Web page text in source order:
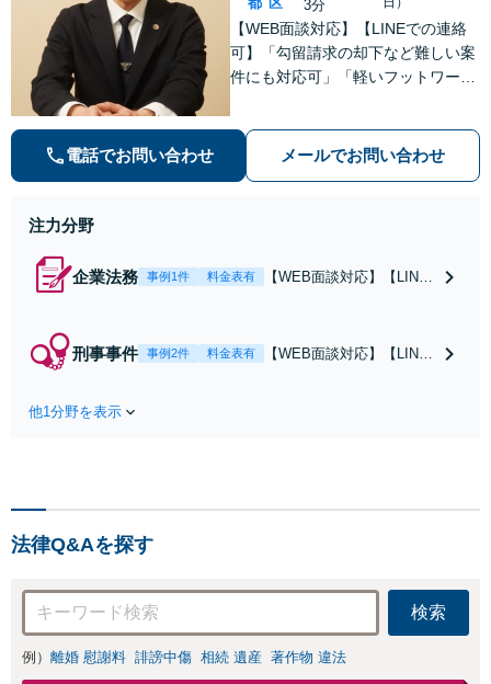
3分
【WEB面談対応】【LINEでの連絡
可】「勾留請求の却下など難しい案
件にも対応可」「軽いフットワーク
どの手続に精通」軽いフットワーク
で急なご依頼にも柔軟に対応【休
電話でお問い合わせ メールでお問い合わせ
注力分野
企業法務 事例1件 料金表有
【WEB面談対応】【LINE
軽いフットワークで急なご
刑事事件 事例2件 料金表有
【WEB面談対応】【LINE
考えて真摯に向き合いま
他1分野を表示
法律Q&Aを探す
検索
例） 離婚 慰謝料 誹謗中傷 相続 遺産 著作物 違法